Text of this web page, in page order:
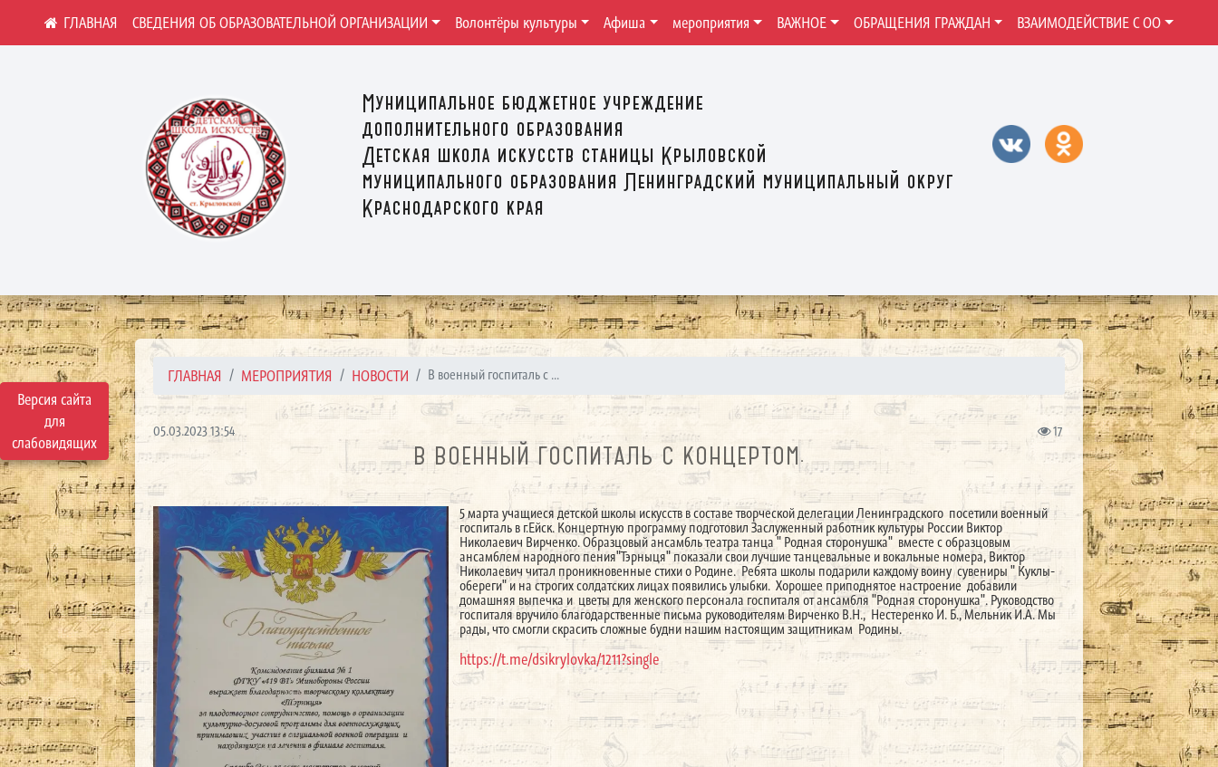
Версия сайта
для
слабовидящих
Муниципальное бюджетное учреждение
дополнительного образования
Детская школа искусств станицы Крыловской
муниципального образования Ленинградский муниципальный округ
Краснодарского края
СВЕДЕНИЯ ОБ ОБРАЗОВАТЕЛЬНОЙ ОРГАНИЗАЦИИ Волонтёры культуры Афиша мероприятия ВАЖНОЕ ОБРАЩЕНИЯ ГРАЖДАН ВЗАИМОДЕЙСТВИЕ С ОО
ГЛАВНАЯ МЕРОПРИЯТИЯ НОВОСТИ В военный госпиталь с ...
05.03.2023 13:54 17
В ВОЕННЫЙ ГОСПИТАЛЬ С КОНЦЕРТОМ.
5 марта учащиеся детской школы искусств в составе творческой делегации Ленинградского посетили военный
госпиталь в г.Ейск. Концертную программу подготовил Заслуженный работник культуры России Виктор
Николаевич Вирченко. Образцовый ансамбль театра танца " Родная сторонушка" вместе с образцовым
ансамблем народного пения"Тэрныця" показали свои лучшие танцевальные и вокальные номера, Виктор
Николаевич читал проникновенные стихи о Родине. Ребята школы подарили каждому воину сувениры " Куклы-
обереги" и на строгих солдатских лицах появились улыбки. Хорошее приподнятое настроение добавили
домашняя выпечка и цветы для женского персонала госпиталя от ансамбля "Родная сторонушка". Руководство
госпиталя вручило благодарственные письма руководителям Вирченко В.Н., Нестеренко И. Б., Мельник И.А. Мы
рады, что смогли скрасить сложные будни нашим настоящим защитникам Родины.
https://t.me/dsikrylovka/1211?single